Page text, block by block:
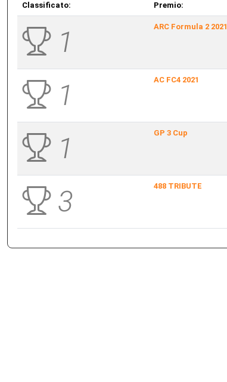
Classificato: Premio:
1 ARC Formula 2 2021
1 AC FC4 2021
1 GP 3 Cup
3 488 TRIBUTE